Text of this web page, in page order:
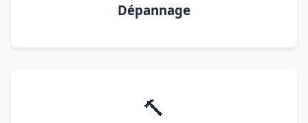
Dépannage
🔨